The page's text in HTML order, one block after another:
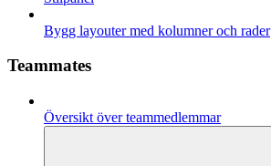
Bygg layouter med kolumner och rader
Teammates
Översikt över teammedlemmar